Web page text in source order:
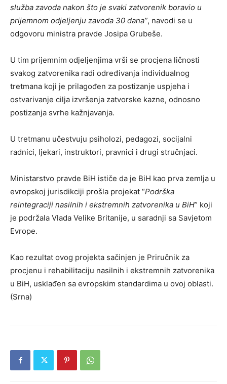
služba zavoda nakon što je svaki zatvorenik boravio u
prijemnom odjeljenju zavoda 30 dana”, navodi se u
odgovoru ministra pravde Josipa Grubeše.
U tim prijemnim odjeljenjima vrši se procjena ličnosti
svakog zatvorenika radi određivanja individualnog
tretmana koji je prilagođen za postizanje uspjeha i
ostvarivanje cilja izvršenja zatvorske kazne, odnosno
postizanja svrhe kažnjavanja.
U tretmanu učestvuju psiholozi, pedagozi, socijalni
radnici, ljekari, instruktori, pravnici i drugi stručnjaci.
Ministarstvo pravde BiH ističe da je BiH kao prva zemlja u
evropskoj jurisdikciji prošla projekat “Podrška
reintegraciji nasilnih i ekstremnih zatvorenika u BiH” koji
je podržala Vlada Velike Britanije, u saradnji sa Savjetom
Evrope.
Kao rezultat ovog projekta sačinjen je Priručnik za
procjenu i rehabilitaciju nasilnih i ekstremnih zatvorenika
u BiH, usklađen sa evropskim standardima u ovoj oblasti.
(Srna)